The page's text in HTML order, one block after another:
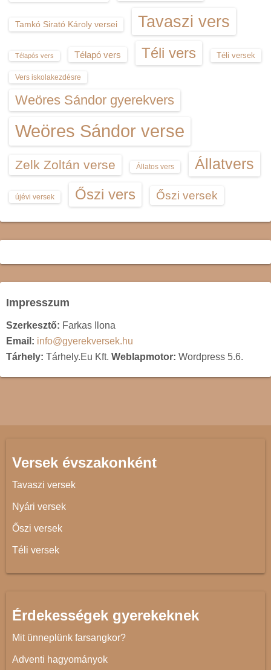
Tamkó Sirató Károly versei Tavaszi vers
Télapós vers Télapó vers Téli vers Téli versek
Vers iskolakezdésre
Weöres Sándor gyerekvers
Weöres Sándor verse
Zelk Zoltán verse Állatos vers Állatvers
újévi versek Őszi vers Őszi versek
Impresszum
Szerkesztő: Farkas Ilona
Email: info@gyerekversek.hu
Tárhely: Tárhely.Eu Kft. Weblapmotor: Wordpress 5.6.
Versek évszakonként
Tavaszi versek
Nyári versek
Őszi versek
Téli versek
Érdekességek gyerekeknek
Mit ünneplünk farsangkor?
Adventi hagyományok